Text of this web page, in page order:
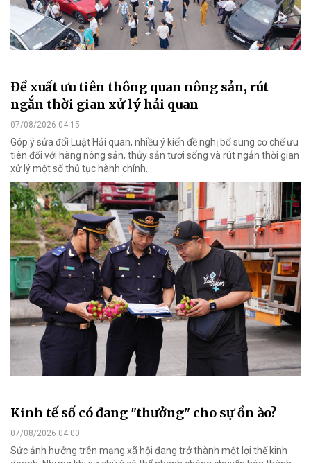
Đề xuất ưu tiên thông quan nông sản, rút
ngắn thời gian xử lý hải quan
07/08/2026 04:15
Góp ý sửa đổi Luật Hải quan, nhiều ý kiến đề nghị bổ sung cơ chế ưu
tiên đối với hàng nông sản, thủy sản tươi sống và rút ngắn thời gian
xử lý một số thủ tục hành chính.
Kinh tế số có đang "thưởng" cho sự ồn ào?
07/08/2026 04:00
Sức ảnh hưởng trên mạng xã hội đang trở thành một lợi thế kinh